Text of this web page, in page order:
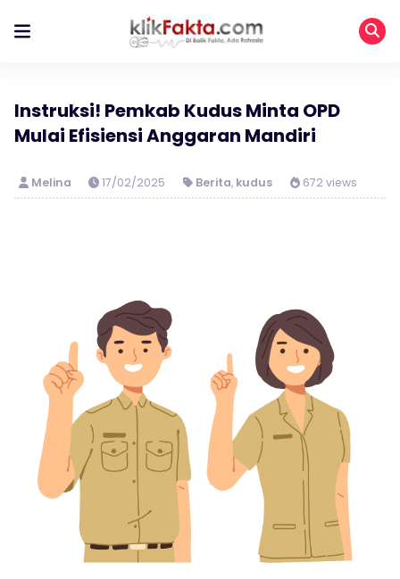
Instruksi! Pemkab Kudus Minta OPD
Mulai Efisiensi Anggaran Mandiri
Melina 17/02/2025 Berita, kudus 672 views